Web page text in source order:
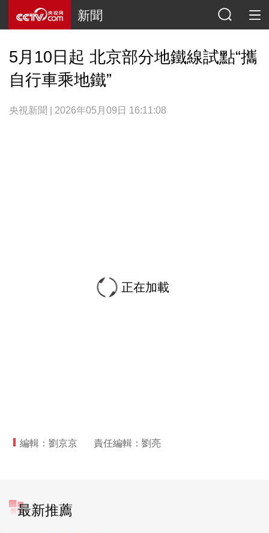
新聞
5月10日起 北京部分地鐵線試點“攜
自行車乘地鐵”
央視新聞 | 2026年05月09日 16:11:08
正在加載
編輯：劉京京 責任編輯：劉亮
最新推薦